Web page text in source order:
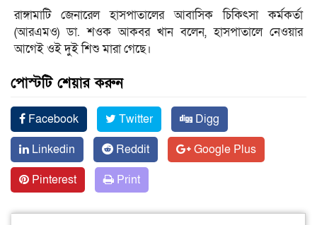
রাঙ্গামাটি জেনারেল হাসপাতালের আবাসিক চিকিৎসা কর্মকর্তা
(আরএমও) ডা. শওক আকবর খান বলেন, হাসপাতালে নেওয়ার
আগেই ওই দুই শিশু মারা গেছে।
পোস্টটি শেয়ার করুন
Facebook Twitter
Digg
Linkedin
Reddit
Google Plus
Pinterest
Print